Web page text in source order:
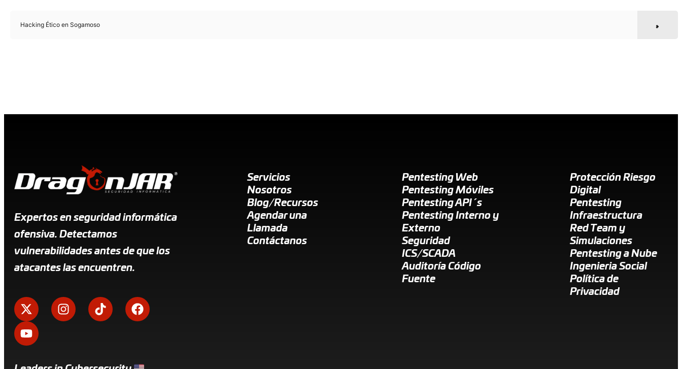
Hacking Ético en Sogamoso
Expertos en seguridad informática
ofensiva. Detectamos
vulnerabilidades antes de que los
atacantes las encuentren.
Servicios
Nosotros
Blog/Recursos
Agendar una
Llamada
Contáctanos
Pentesting Web
Pentesting Móviles
Pentesting API´s
Pentesting Interno y
Externo
Seguridad
ICS/SCADA
Auditoría Código
Fuente
Protección Riesgo
Digital
Pentesting
Infraestructura
Red Team y
Simulaciones
Pentesting a Nube
Ingenieria Social
Política de
Privacidad